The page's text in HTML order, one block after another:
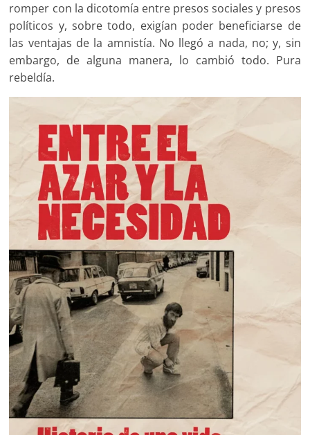
romper con la dicotomía entre presos sociales y presos
políticos y, sobre todo, exigían poder beneficiarse de
las ventajas de la amnistía. No llegó a nada, no; y, sin
embargo, de alguna manera, lo cambió todo. Pura
rebeldía.